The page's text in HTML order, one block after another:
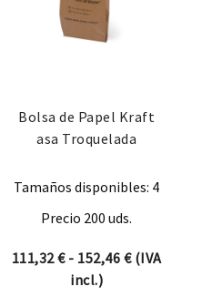
Bolsa de Papel Kraft
asa Troquelada
Tamaños disponibles: 4
Precio 200 uds.
111,32€ - 152,46 €Rango de
(IVA
incl.)